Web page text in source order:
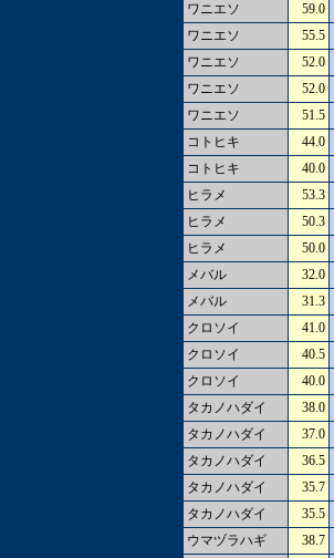
ワニエソ
59.0
ワニエソ
55.5
ワニエソ
52.0
ワニエソ
52.0
ワニエソ
51.5
コトヒキ
44.0
コトヒキ
40.0
ヒラメ
53.3
ヒラメ
50.3
ヒラメ
50.0
メバル
32.0
メバル
31.3
クロソイ
41.0
クロソイ
40.5
クロソイ
40.0
タカノハダイ
38.0
タカノハダイ
37.0
タカノハダイ
36.5
タカノハダイ
35.7
タカノハダイ
35.5
ウマヅラハギ
38.7